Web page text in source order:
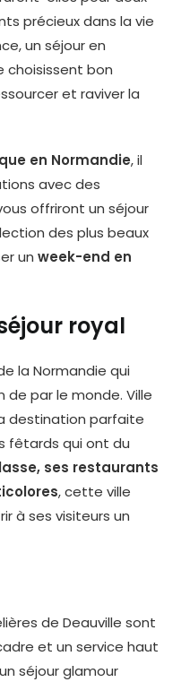
précieux dans la vie
un séjour en
choisissent bon
et raviver la
en Normandie, il
avec des
offriront un séjour
des plus beaux
unweek-end en
royal
la Normandie qui
par le monde. Ville
destination parfaite
fêtards qui ont du
ses restaurants
, cette ville
à ses visiteurs un
de Deauville sont
et un service haut
séjour glamour